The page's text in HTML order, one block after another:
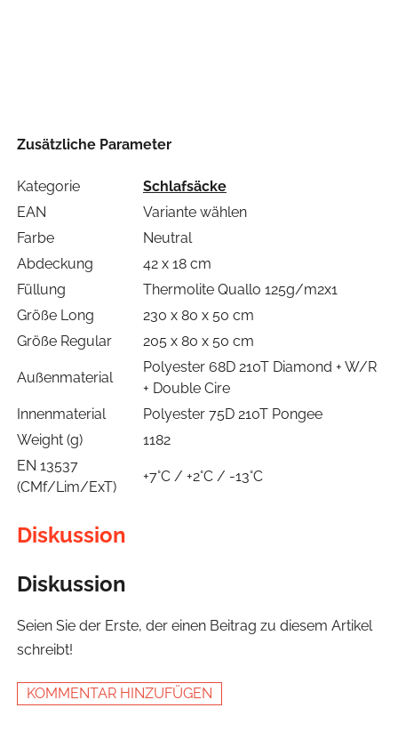
Zusätzliche Parameter
Kategorie
Schlafsäcke
EAN
Variante wählen
Farbe
Neutral
Abdeckung
42 x 18 cm
Füllung
Thermolite Quallo 125g/m2x1
Größe Long
230 x 80 x 50 cm
Größe Regular
205 x 80 x 50 cm
Außenmaterial
Polyester 68D 210T Diamond + W/R
+ Double Cire
Innenmaterial
Polyester 75D 210T Pongee
Weight (g)
1182
EN 13537
(CMf/Lim/ExT)
+7°C / +2°C / -13°C
Diskussion
Diskussion
Seien Sie der Erste, der einen Beitrag zu diesem Artikel
schreibt!
KOMMENTAR HINZUFÜGEN